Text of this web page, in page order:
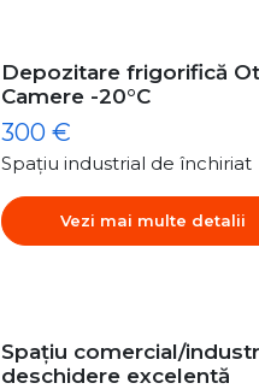
Depozitare frigorifică
Camere -20°C
300 €
Spațiu industrial de închiriat
Vezi mai multe detalii
Spațiu comercial/
deschidere excelentă